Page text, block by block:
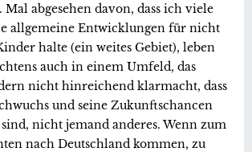
abgesehen davon, dass ich viele
allgemeine Entwicklungen für nicht
halte (ein weites Gebiet), leben
auch in einem Umfeld, das
nicht hinreichend klarmacht, dass
und seine Zukunftschancen
nicht jemand anderes. Wenn zum
nach Deutschland kommen, zu